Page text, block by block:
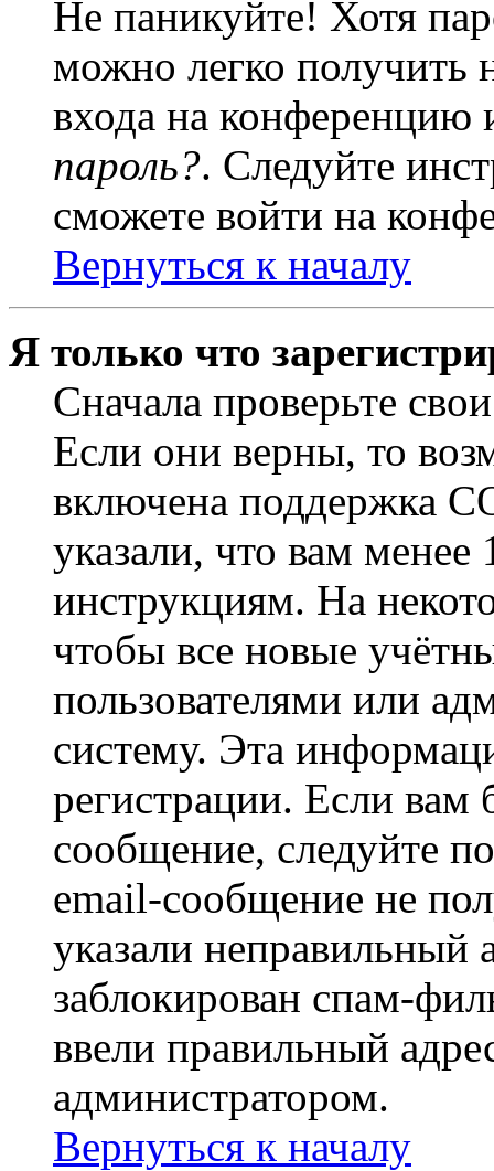
Не паникуйте! Хотя
можно легко получить
входа на
пароль?. Следуйте
сможете войти на
Вернуться к началу
Я только что
Сначала проверьте
Если они верны, то
включена поддержка
указали, что вам
инструкциям. На
чтобы все новые
пользователями или
систему. Эта
регистрации. Если
сообщение, следуйте
email-сообщение не
указали неправильный
заблокирован спам-
ввели правильный
администратором.
Вернуться к началу